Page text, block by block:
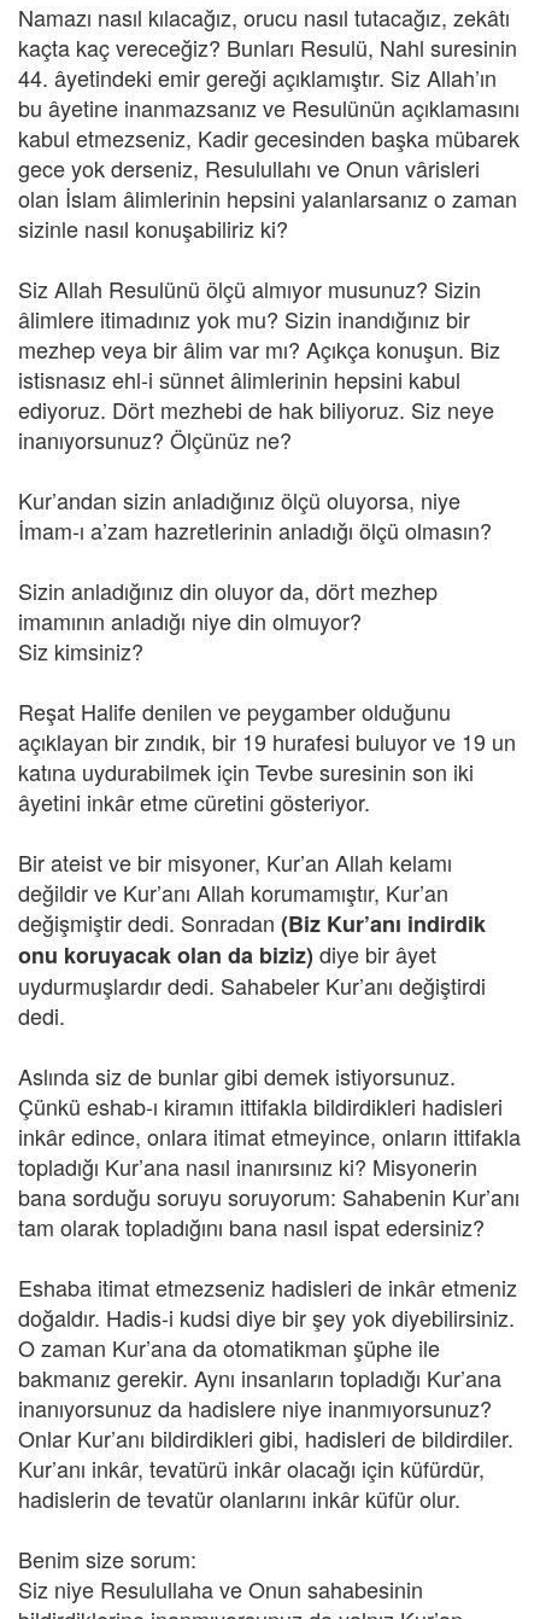
Namazı nasıl kılacağız, orucu nasıl tutacağız, zekâtı
kaçta kaç vereceğiz? Bunları Resulü, Nahl suresinin
44. âyetindeki emir gereği açıklamıştır. Siz Allah’ın
bu âyetine inanmazsanız ve Resulünün açıklamasını
kabul etmezseniz, Kadir gecesinden başka mübarek
gece yok derseniz, Resulullahı ve Onun vârisleri
olan İslam âlimlerinin hepsini yalanlarsanız o zaman
sizinle nasıl konuşabiliriz ki?
Siz Allah Resulünü ölçü almıyor musunuz? Sizin
âlimlere itimadınız yok mu? Sizin inandığınız bir
mezhep veya bir âlim var mı? Açıkça konuşun. Biz
istisnasız ehl-i sünnet âlimlerinin hepsini kabul
ediyoruz. Dört mezhebi de hak biliyoruz. Siz neye
inanıyorsunuz? Ölçünüz ne?
Kur’andan sizin anladığınız ölçü oluyorsa, niye
İmam-ı a’zam hazretlerinin anladığı ölçü olmasın?
Sizin anladığınız din oluyor da, dört mezhep
imamının anladığı niye din olmuyor?
Siz kimsiniz?
Reşat Halife denilen ve peygamber olduğunu
açıklayan bir zındık, bir 19 hurafesi buluyor ve 19 un
katına uydurabilmek için Tevbe suresinin son iki
âyetini inkâr etme cüretini gösteriyor.
Bir ateist ve bir misyoner, Kur’an Allah kelamı
değildir ve Kur’anı Allah korumamıştır, Kur’an
değişmiştir dedi. Sonradan (Biz Kur’anı indirdik
onu koruyacak olan da biziz) diye bir âyet
uydurmuşlardır dedi. Sahabeler Kur’anı değiştirdi
dedi.
Aslında siz de bunlar gibi demek istiyorsunuz.
Çünkü eshab-ı kiramın ittifakla bildirdikleri hadisleri
inkâr edince, onlara itimat etmeyince, onların ittifakla
topladığı Kur’ana nasıl inanırsınız ki? Misyonerin
bana sorduğu soruyu soruyorum: Sahabenin Kur’anı
tam olarak topladığını bana nasıl ispat edersiniz?
Eshaba itimat etmezseniz hadisleri de inkâr etmeniz
doğaldır. Hadis-i kudsi diye bir şey yok diyebilirsiniz.
O zaman Kur’ana da otomatikman şüphe ile
bakmanız gerekir. Aynı insanların topladığı Kur’ana
inanıyorsunuz da hadislere niye inanmıyorsunuz?
Onlar Kur’anı bildirdikleri gibi, hadisleri de bildirdiler.
Kur’anı inkâr, tevatürü inkâr olacağı için küfürdür,
hadislerin de tevatür olanlarını inkâr küfür olur.
Benim size sorum:
Siz niye Resulullaha ve Onun sahabesinin